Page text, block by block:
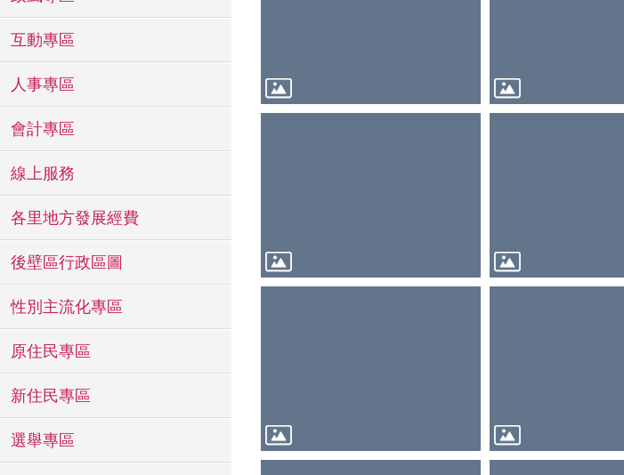
互動專區
人事專區
會計專區
線上服務
各里地方發展經費
後壁區行政區圖
性別主流化專區
原住民專區
新住民專區
選舉專區